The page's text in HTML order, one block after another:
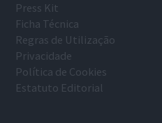
Press Kit
Ficha Técnica
Regras de Utilização
Privacidade
Política de Cookies
Estatuto Editorial